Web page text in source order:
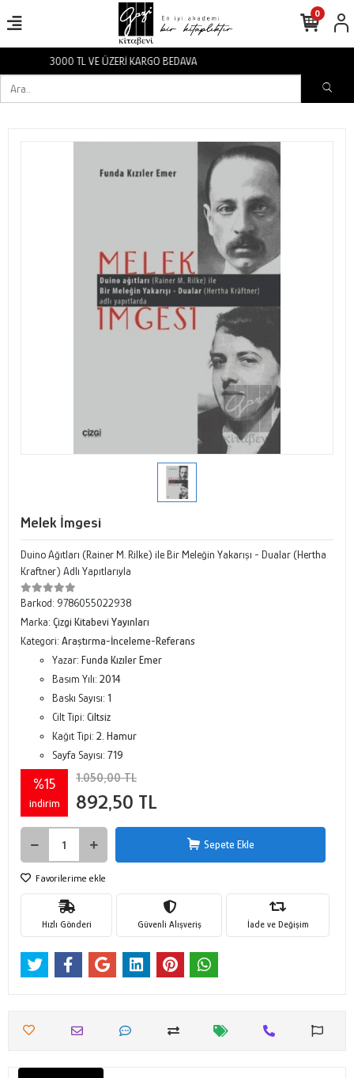
3000 TL VE ÜZERİ KARGO BEDAVA
0
Melek İmgesi
Duino Ağıtları (Rainer M. Rilke) ile Bir Meleğin Yakarışı - Dualar (Hertha
Kraftner) Adlı Yapıtlarıyla
Barkod: 9786055022938
Marka: Çizgi Kitabevi Yayınları
Kategori: Araştırma-İnceleme-Referans
Yazar: Funda Kızıler Emer
Basım Yılı: 2014
Baskı Sayısı: 1
Cilt Tipi: Ciltsiz
Kağıt Tipi: 2. Hamur
Sayfa Sayısı: 719
%15
indirim
1.050,00 TL
892,50 TL
Sepete Ekle
Favorilerime ekle
Hızlı Gönderi Güvenli Alışveriş İade ve Değişim